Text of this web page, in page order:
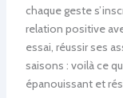
chaque geste
relation positive
essai, réussir ses
saisons : voilà ce
épanouissant et